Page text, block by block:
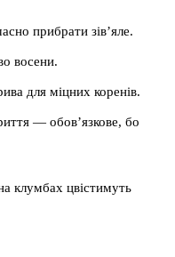
прибрати зів’яле.
восени.
для міцних коренів.
— обов’язкове, бо
клумбах цвістимуть